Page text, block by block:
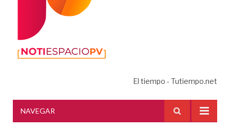
El tiempo - Tutiempo.net
NAVEGAR